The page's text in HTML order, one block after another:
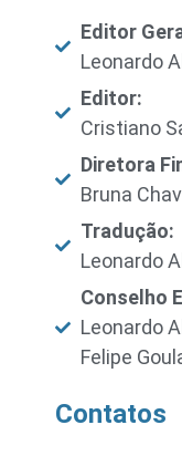
Editor
Leonardo
Editor:
Cristiano
Diretora
Bruna
Tradução:
Leonardo
Conselho
Leonardo
Felipe
Contatos